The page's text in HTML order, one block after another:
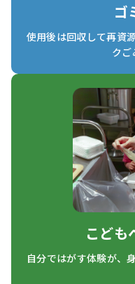
ゴ
使用後は回収して再資
クご
こども
自分ではがす体験が、